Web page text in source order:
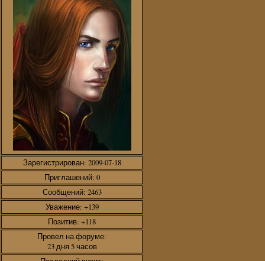
Зарегистрирован: 2009-07-18
Приглашений: 0
Сообщений: 2463
Уважение: +139
Позитив: +118
Провел на форуме:
23 дня 5 часов